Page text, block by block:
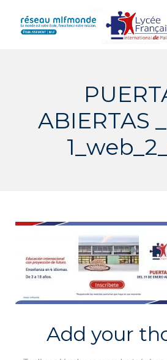
content
ABIERTAS
Add your